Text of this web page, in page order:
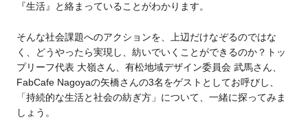
『生活』と絡まっていることがわかります。
そんな社会課題へのアクションを、上辺だけなぞるのではな
く、どうやったら実現し、紡いでいくことができるのか？トッ
プリーフ代表 大嶺さん、有松地域デザイン委員会 武馬さん、
FabCafe Nagoyaの矢橋さんの3名をゲストとしてお呼びし、
「持続的な生活と社会の紡ぎ方」について、一緒に探ってみま
しょう。